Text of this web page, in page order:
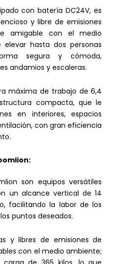
con batería DC24V, es
y libre de emisiones
amigable con el medio
elevar hasta dos personas
segura y cómoda,
andamios y escaleras.
máxima de trabajo de 6,4
compacta, que le
en interiores, espacios
con gran eficiencia
son equipos versátiles
un alcance vertical de 14
facilitando la labor de los
puntos deseados.
y libres de emisiones de
con el medio ambiente;